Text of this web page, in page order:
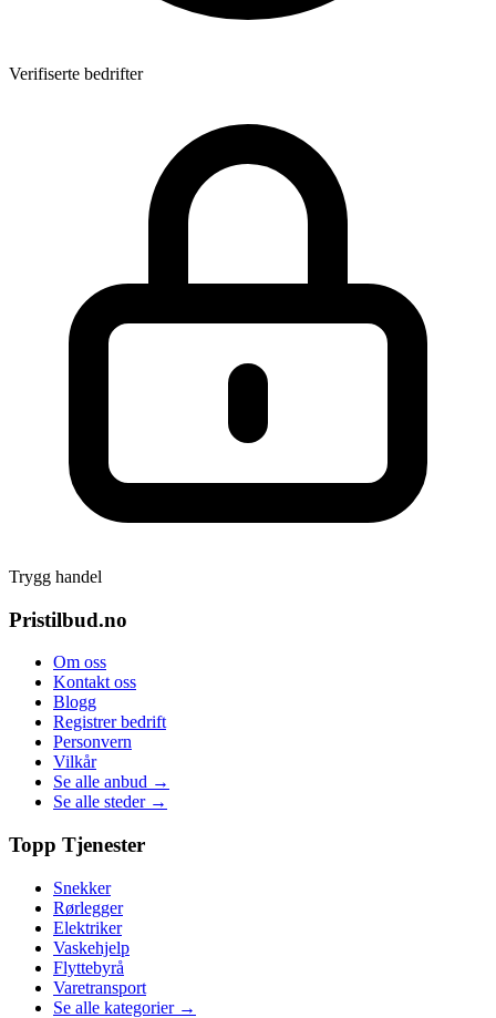
Verifiserte bedrifter
Trygg handel
Pristilbud.no
Om oss
Kontakt oss
Blogg
Registrer bedrift
Personvern
Vilkår
Se alle anbud →
Se alle steder →
Topp Tjenester
Snekker
Rørlegger
Elektriker
Vaskehjelp
Flyttebyrå
Varetransport
Se alle kategorier →